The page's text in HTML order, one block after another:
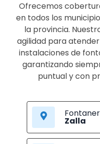
Ofrecemos
en todos los
la provincia.
agilidad para
instalaciones de
garantizando
puntual y con
Zalla